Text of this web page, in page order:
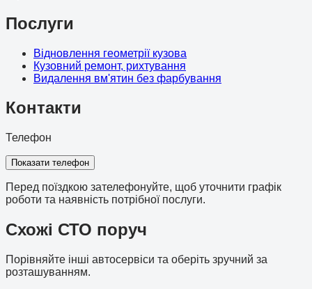
Послуги
Відновлення геометрії кузова
Кузовний ремонт, рихтування
Видалення вм'ятин без фарбування
Контакти
Телефон
Показати телефон
Перед поїздкою зателефонуйте, щоб уточнити графік
роботи та наявність потрібної послуги.
Схожі СТО поруч
Порівняйте інші автосервіси та оберіть зручний за
розташуванням.